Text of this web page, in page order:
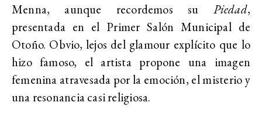
Menna, aunque recordemos su Piedad,
presentada en el Primer Salón Municipal de
Otoño. Obvio, lejos del glamour explícito que lo
hizo famoso, el artista propone una imagen
femenina atravesada por la emoción, el misterio y
una resonancia casi religiosa.